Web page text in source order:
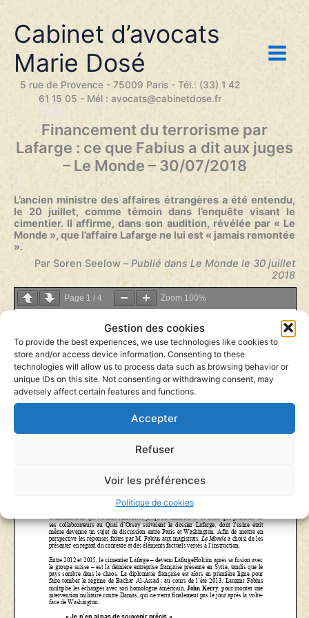
Gestion des cookies
To provide the best experiences, we use technologies like cookies to
store and/or access device information. Consenting to these
technologies will allow us to process data such as browsing behavior or
unique IDs on this site. Not consenting or withdrawing consent, may
adversely affect certain features and functions.
Accepter
Refuser
Voir les préférences
Politique de cookies
contenu
Cabinet d’avocats
Marie Dosé
5 rue de Provence - 75009 Paris - Tél.: (33) 1 42
61 15 05 - Mél : avocats@cabinetdose.fr
Financement du terrorisme par
Lafarge : ce que Fabius a dit aux juges
– Le Monde – 30/07/2018
L’ancien ministre des affaires étrangères a été entendu,
le 20 juillet, comme témoin dans l’enquête visant le
cimentier. Il affirme, dans son audition, révélée par « Le
Monde », que l’affaire Lafarge ne lui est « jamais remontée
».
Par Soren Seelow –Publié dans Le Monde le 30 juillet
2018
Page 1 / 4 Zoom 100%